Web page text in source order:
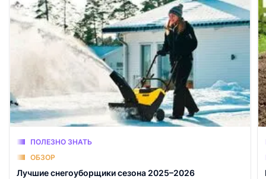
ПОЛЕЗНО ЗНАТЬ
ОБЗОР
Лучшие снегоуборщики сезона 2025–2026